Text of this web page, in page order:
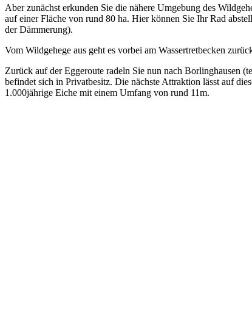
Aber zunächst erkunden Sie die nähere Umgebung des
auf einer Fläche von rund 80 ha. Hier können Sie Ihr Rad
der Dämmerung).
Vom Wildgehege aus geht es vorbei am Wassertretbecken
Zurück auf der Eggeroute radeln Sie nun nach Borlinghausen
befindet sich in Privatbesitz. Die nächste Attraktion lässt auf
1.000jährige Eiche mit einem Umfang von rund 11m.